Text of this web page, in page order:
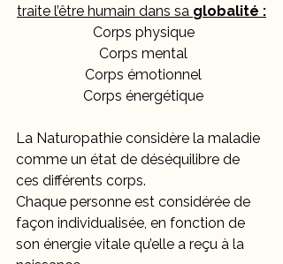
traite l’être humain dans sa globalité :
Corps physique
Corps mental
Corps émotionnel
Corps énergétique
La Naturopathie considère la maladie
comme un état de déséquilibre de
ces différents corps.
Chaque personne est considérée de
façon individualisée, en fonction de
son énergie vitale qu’elle a reçu à la